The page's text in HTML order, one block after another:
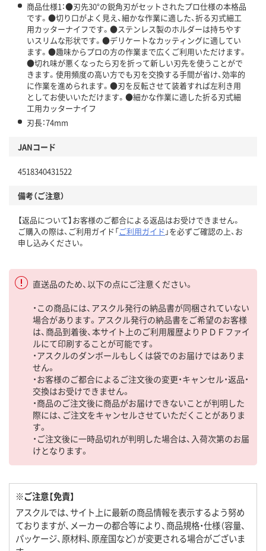
商品仕様1：●刃先30°の鋭角刃がセットされたプロ仕様の本格品
です。●切り口がよく見え、細かな作業に適した、折る刃式細工
用カッターナイフです。●ステンレス製のホルダーは持ちやす
いスリムな形状です。●デリケートなカッティングに適してい
ます。●趣味からプロの方の作業まで広くご利用いただけます。
●切れ味が悪くなったら刃を折って新しい刃先を使うことがで
きます。使用頻度の高い方でも刃を交換する手間が省け、効率的
に作業を進められます。●刃を反転させて装着すれば左利き用
としてお使いいただけます。●細かな作業に適した折る刃式細
工用カッターナイフ
刃長：74mm
JANコード
4518340431522
備考（ご注意）
【返品について】お客様のご都合による返品はお受けできません。
ご購入の際は、ご利用ガイド「ご利用ガイド 」を必ずご確認の上、お
申し込みください。
直送品のため、以下の点にご注意ください。
・この商品には、アスクル発行の納品書が同梱されていない
場合があります。アスクル発行の納品書をご希望のお客様
は、商品到着後、本サイト上のご利用履歴よりＰＤＦファイ
ルにて印刷することが可能です。
・アスクルのダンボールもしくは袋でのお届けではありま
せん。
・お客様のご都合によるご注文後の変更・キャンセル・返品・
交換はお受けできません。
・商品のご注文後に商品がお届けできないことが判明した
際には、ご注文をキャンセルさせていただくことがありま
す。
・ご注文後に一時品切れが判明した場合は、入荷次第のお届
けとなります。
※ご注意【免責】
アスクルでは、サイト上に最新の商品情報を表示するよう努め
ておりますが、メーカーの都合等により、商品規格・仕様（容量、
パッケージ、原材料、原産国など）が変更される場合がございま